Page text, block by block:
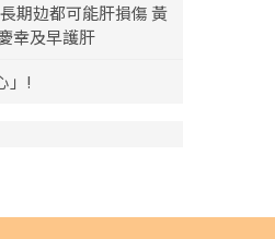
期攰都可能肝損傷 黃
幸及早護肝
」!